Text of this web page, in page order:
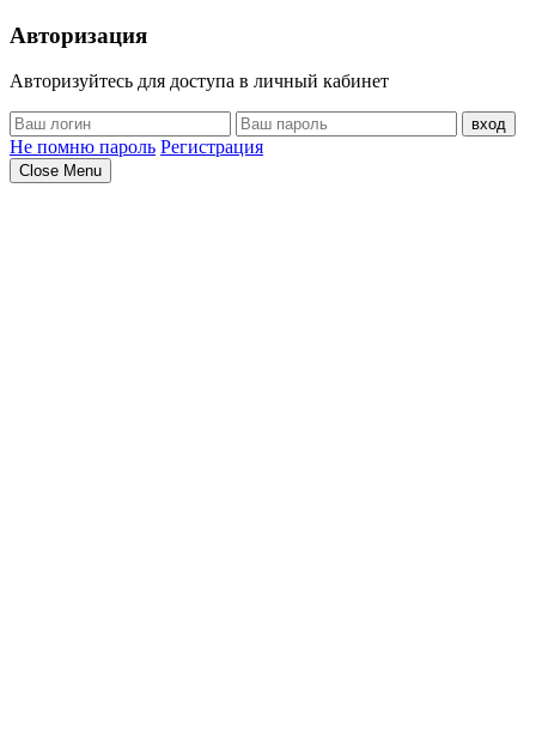
Авторизация
Авторизуйтесь для доступа в личный кабинет
вход
Не помню пароль Регистрация
Close Menu